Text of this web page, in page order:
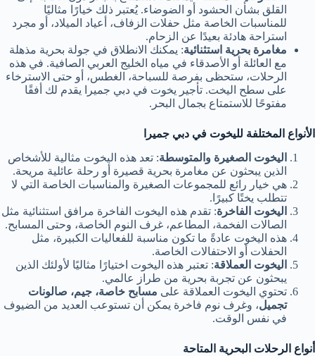
القلق بشأن الحشود أو الضوضاء. يُعتبر ذلك خيارًا مثاليًا
للمناسبات الخاصة مثل حفلات الزفاف، أعياد الميلاد، أو مجرد
استراحة هادئة بعيدًا عن الزحام.
مغامرة بحرية استثنائية: يمكنك الانطلاق في جولة بحرية مذهلة
مع العائلة أو الأصدقاء في مياه الخليج العربي الصافية. في هذه
الرحلات، ستحظى بفرصة للسباحة، الغطس، أو حتى الاسترخاء
على سطح اليخت. تأجير يخوت في دبي جميرا يقدم لك أفقًا
مفتوحًا للاستمتاع بجمال البحر.
الأنواع المختلفة لليخوت في دبي جميرا
اليخوت الصغيرة والمتوسطة: تعد هذه اليخوت مثالية للأشخاص
الذين يبحثون عن مغامرة بحرية قصيرة أو رحلة عائلية مريحة.
هي خيار رائع للمجموعات الصغيرة والمناسبات الخاصة التي لا
تتطلب يختًا كبيرًا.
اليخوت الفاخرة: تقدم هذه اليخوت الفاخرة مرافق استثنائية مثل
الصالات الفخمة، المطاعم، غرف النوم الخاصة، وحتى المسابح.
هذه اليخوت عادةً ما تكون مناسبة للفعاليات الكبيرة، مثل
الحفلات أو الاحتفالات الخاصة.
اليخوت العملاقة: تعتبر هذه اليخوت اختيارًا مثاليًا لأولئك الذين
يبحثون عن تجربة بحرية من طراز عالمي.
تحتوي اليخوت العملاقة على مسابح خاصة، جيم، صالونات
تجميل، وغرف نوم فاخرة يمكن أن تستوعب العديد من الضيوف
في نفس الوقت.
أنواع الرحلات البحرية المتاحة